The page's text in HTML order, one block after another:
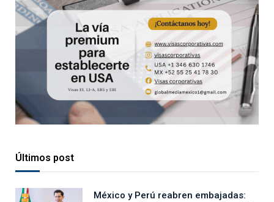
Últimos post
México y Perú reabren embajadas: